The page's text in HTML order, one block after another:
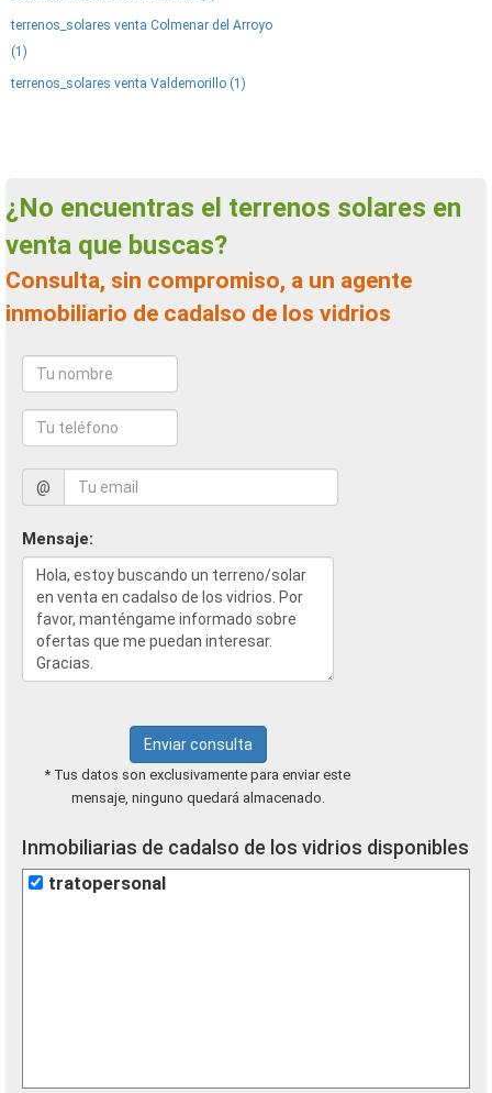
terrenos_solares venta Colmenar del Arroyo
(1)
terrenos_solares venta Valdemorillo (1)
¿No encuentras el terrenos solares en
venta que buscas?
Consulta, sin compromiso, a un agente
inmobiliario de cadalso de los vidrios
@
Mensaje:
Enviar consulta
* Tus datos son exclusivamente para enviar este
mensaje, ninguno quedará almacenado.
Inmobiliarias de cadalso de los vidrios disponibles
tratopersonal